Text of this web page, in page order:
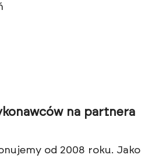
na partnera
od 2008 roku. Jako